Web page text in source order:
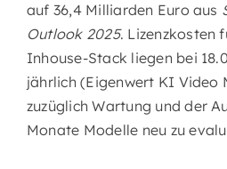
auf 36,4 Milliarden Euro aus
Outlook 2025. Lizenzkosten
Inhouse-Stack liegen bei
jährlich (Eigenwert KI Video
zuzüglich Wartung und der
Monate Modelle neu zu